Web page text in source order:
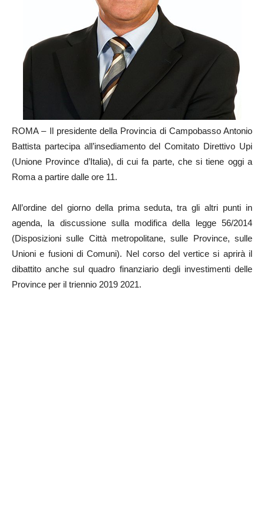
ROMA – Il presidente della Provincia di Campobasso Antonio
Battista partecipa all’insediamento del Comitato Direttivo Upi
(Unione Province d’Italia), di cui fa parte, che si tiene oggi a
Roma a partire dalle ore 11.
All’ordine del giorno della prima seduta, tra gli altri punti in
agenda, la discussione sulla modifica della legge 56/2014
(Disposizioni sulle Città metropolitane, sulle Province, sulle
Unioni e fusioni di Comuni). Nel corso del vertice si aprirà il
dibattito anche sul quadro finanziario degli investimenti delle
Province per il triennio 2019 2021.